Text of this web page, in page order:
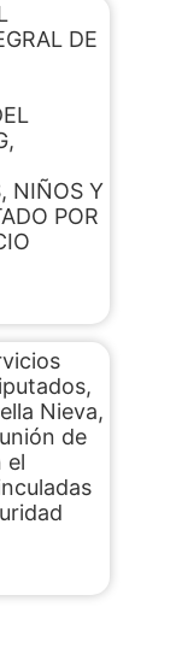
DE
NIÑOS Y
POR
Nieva,
de
el